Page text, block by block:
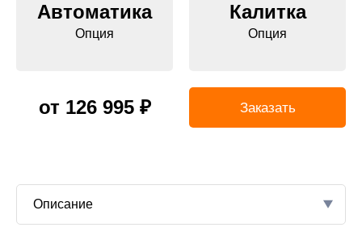
Автоматика
Опция
Калитка
Опция
от 126 995 ₽ Заказать
Описание